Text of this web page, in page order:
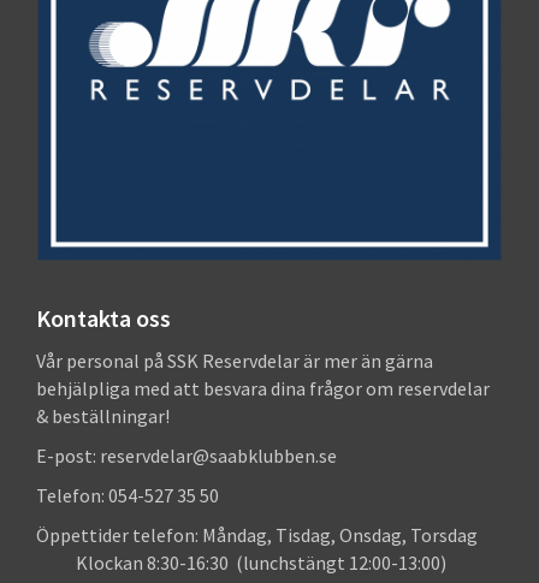
Kontakta oss
Vår personal på SSK Reservdelar är mer än gärna
behjälpliga med att besvara dina frågor om reservdelar
& beställningar!
E-post: reservdelar@saabklubben.se
Telefon: 054-527 35 50
Öppettider telefon: Måndag, Tisdag, Onsdag, Torsdag
Klockan 8:30-16:30 (lunchstängt 12:00-13:00)